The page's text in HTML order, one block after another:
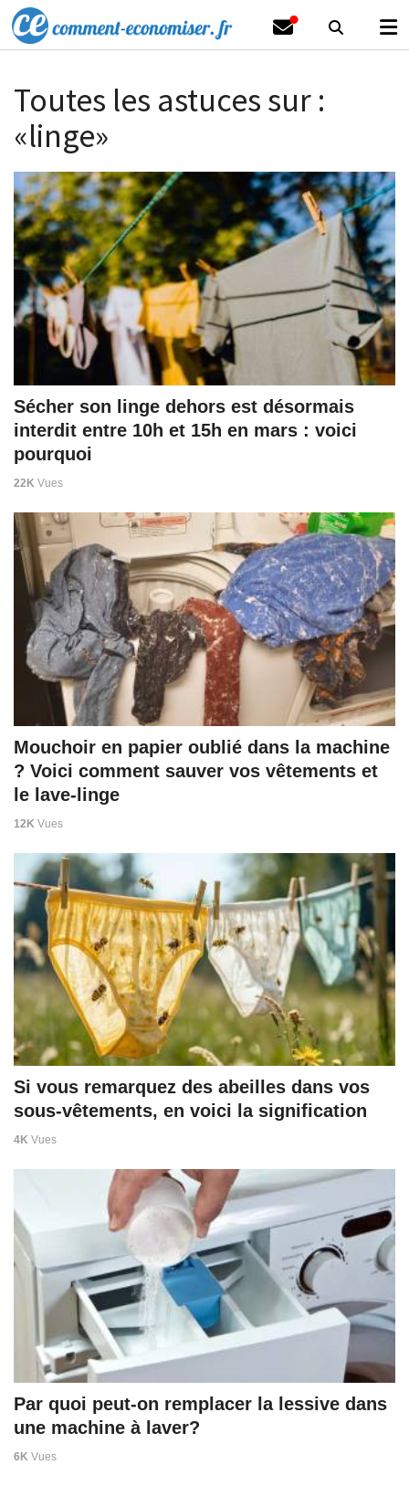
Toutes les astuces sur :
«linge»
Sécher son linge dehors est désormais
interdit entre 10h et 15h en mars : voici
pourquoi
22K Vues
Mouchoir en papier oublié dans la machine
? Voici comment sauver vos vêtements et
le lave-linge
12K Vues
Si vous remarquez des abeilles dans vos
sous-vêtements, en voici la signification
4K Vues
Par quoi peut-on remplacer la lessive dans
une machine à laver?
6K Vues